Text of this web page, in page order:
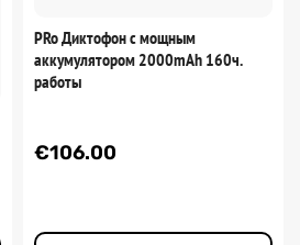
PRo Диктофон с мощным
аккумулятором 2000mAh 160ч.
работы
€106.00